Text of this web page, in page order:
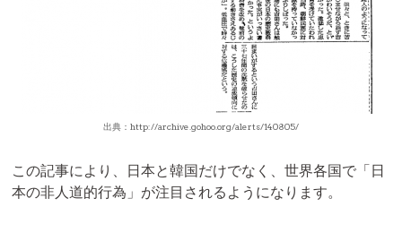
出典：http://archive.gohoo.org/alerts/140805/
この記事により、日本と韓国だけでなく、世界各国で「日
本の非人道的行為」が注目されるようになります。